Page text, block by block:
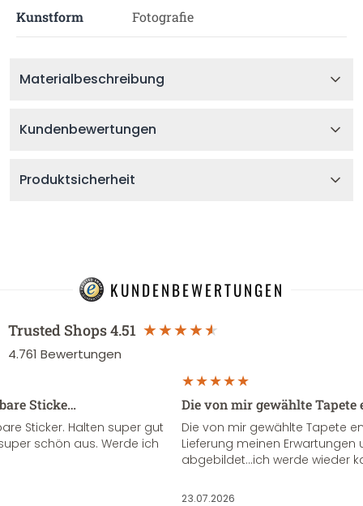
Kunstform Fotografie
Materialbeschreibung
Kundenbewertungen
Produktsicherheit
KUNDENBEWERTUNGEN
Trusted Shops4.51
4.761 Bewertungen
Sticke…
Sticker. Halten super gut
schön aus. Werde ich
Die von mir gewählte
Die von mir gewählte Tapete
Lieferung meinen Erwartungen
abgebildet...ich werde wieder
23.07.2026